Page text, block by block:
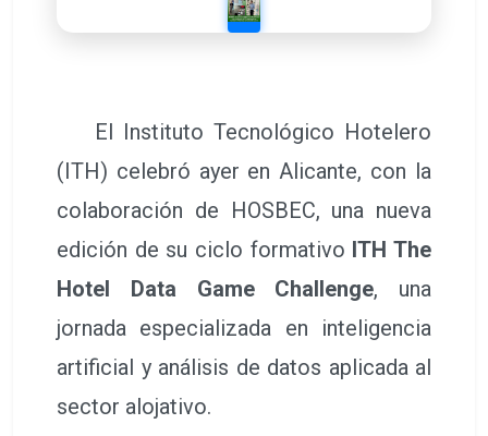
El Instituto Tecnológico Hotelero
(ITH) celebró ayer en Alicante, con la
colaboración de HOSBEC, una nueva
edición de su ciclo formativo ITH The
Hotel Data Game Challenge, una
jornada especializada en inteligencia
artificial y análisis de datos aplicada al
sector alojativo.